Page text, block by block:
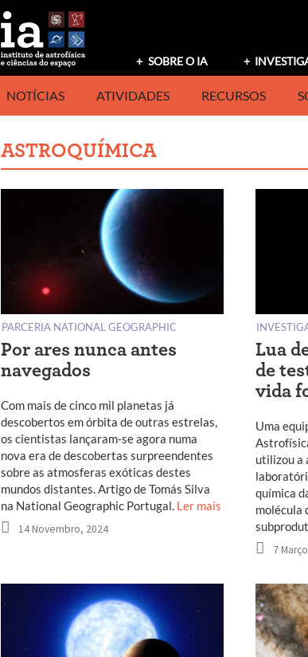
SOBRE O IA
NOTÍCIAS ATIVIDADES RECURSOS
ASTROQUÍMICA
PARCERIA NATIONAL GEOGRAPHIC
Por ares nunca antes
navegados
Com mais de cinco mil planetas já
descobertos em órbita de outras estrelas,
os cientistas lançaram-se agora numa
nova era de descobertas surpreendentes
sobre as atmosferas exóticas destes
mundos distantes. Artigo de Tomás Silva
na National Geographic Portugal. Ler mais
14 Novembro, 2024
Lua
de
vida
Uma
utilizou a
química
molécula
7